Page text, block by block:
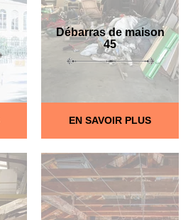
Débarras de maison
45
EN SAVOIR PLUS